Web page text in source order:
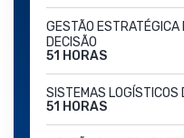
GESTÃO ESTRATÉGICA
DECISÃO
51 HORAS
SISTEMAS LOGÍSTICOS
51 HORAS